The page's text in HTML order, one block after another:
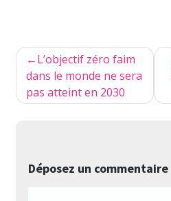
Navigation
de
l’article
L’objectif zéro faim
dans le monde ne sera
pas atteint en 2030
Déposez un commentaire